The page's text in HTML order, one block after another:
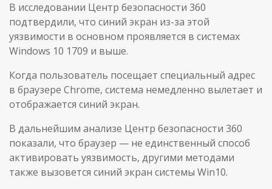
В исследовании Центр безопасности 360
подтвердили, что синий экран из-за этой
уязвимости в основном проявляется в системах
Windows 10 1709 и выше.
Когда пользователь посещает специальный адрес
в браузере Chrome, система немедленно вылетает и
отображается синий экран.
В дальнейшим анализе Центр безопасности 360
показали, что браузер — не единственный способ
активировать уязвимость, другими методами
также вызовется синий экран системы Win10.